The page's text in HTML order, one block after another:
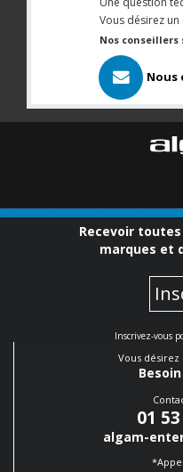
Vous désirez
Nos conseillers
Nous
Recevoir
marques et
Inscrivez-vous
Vous désirez
01
algam-